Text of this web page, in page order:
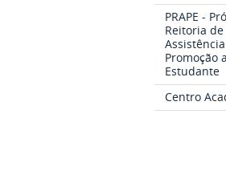
PRAPE -
Reitoria de
Promoção
Estudante
Centro